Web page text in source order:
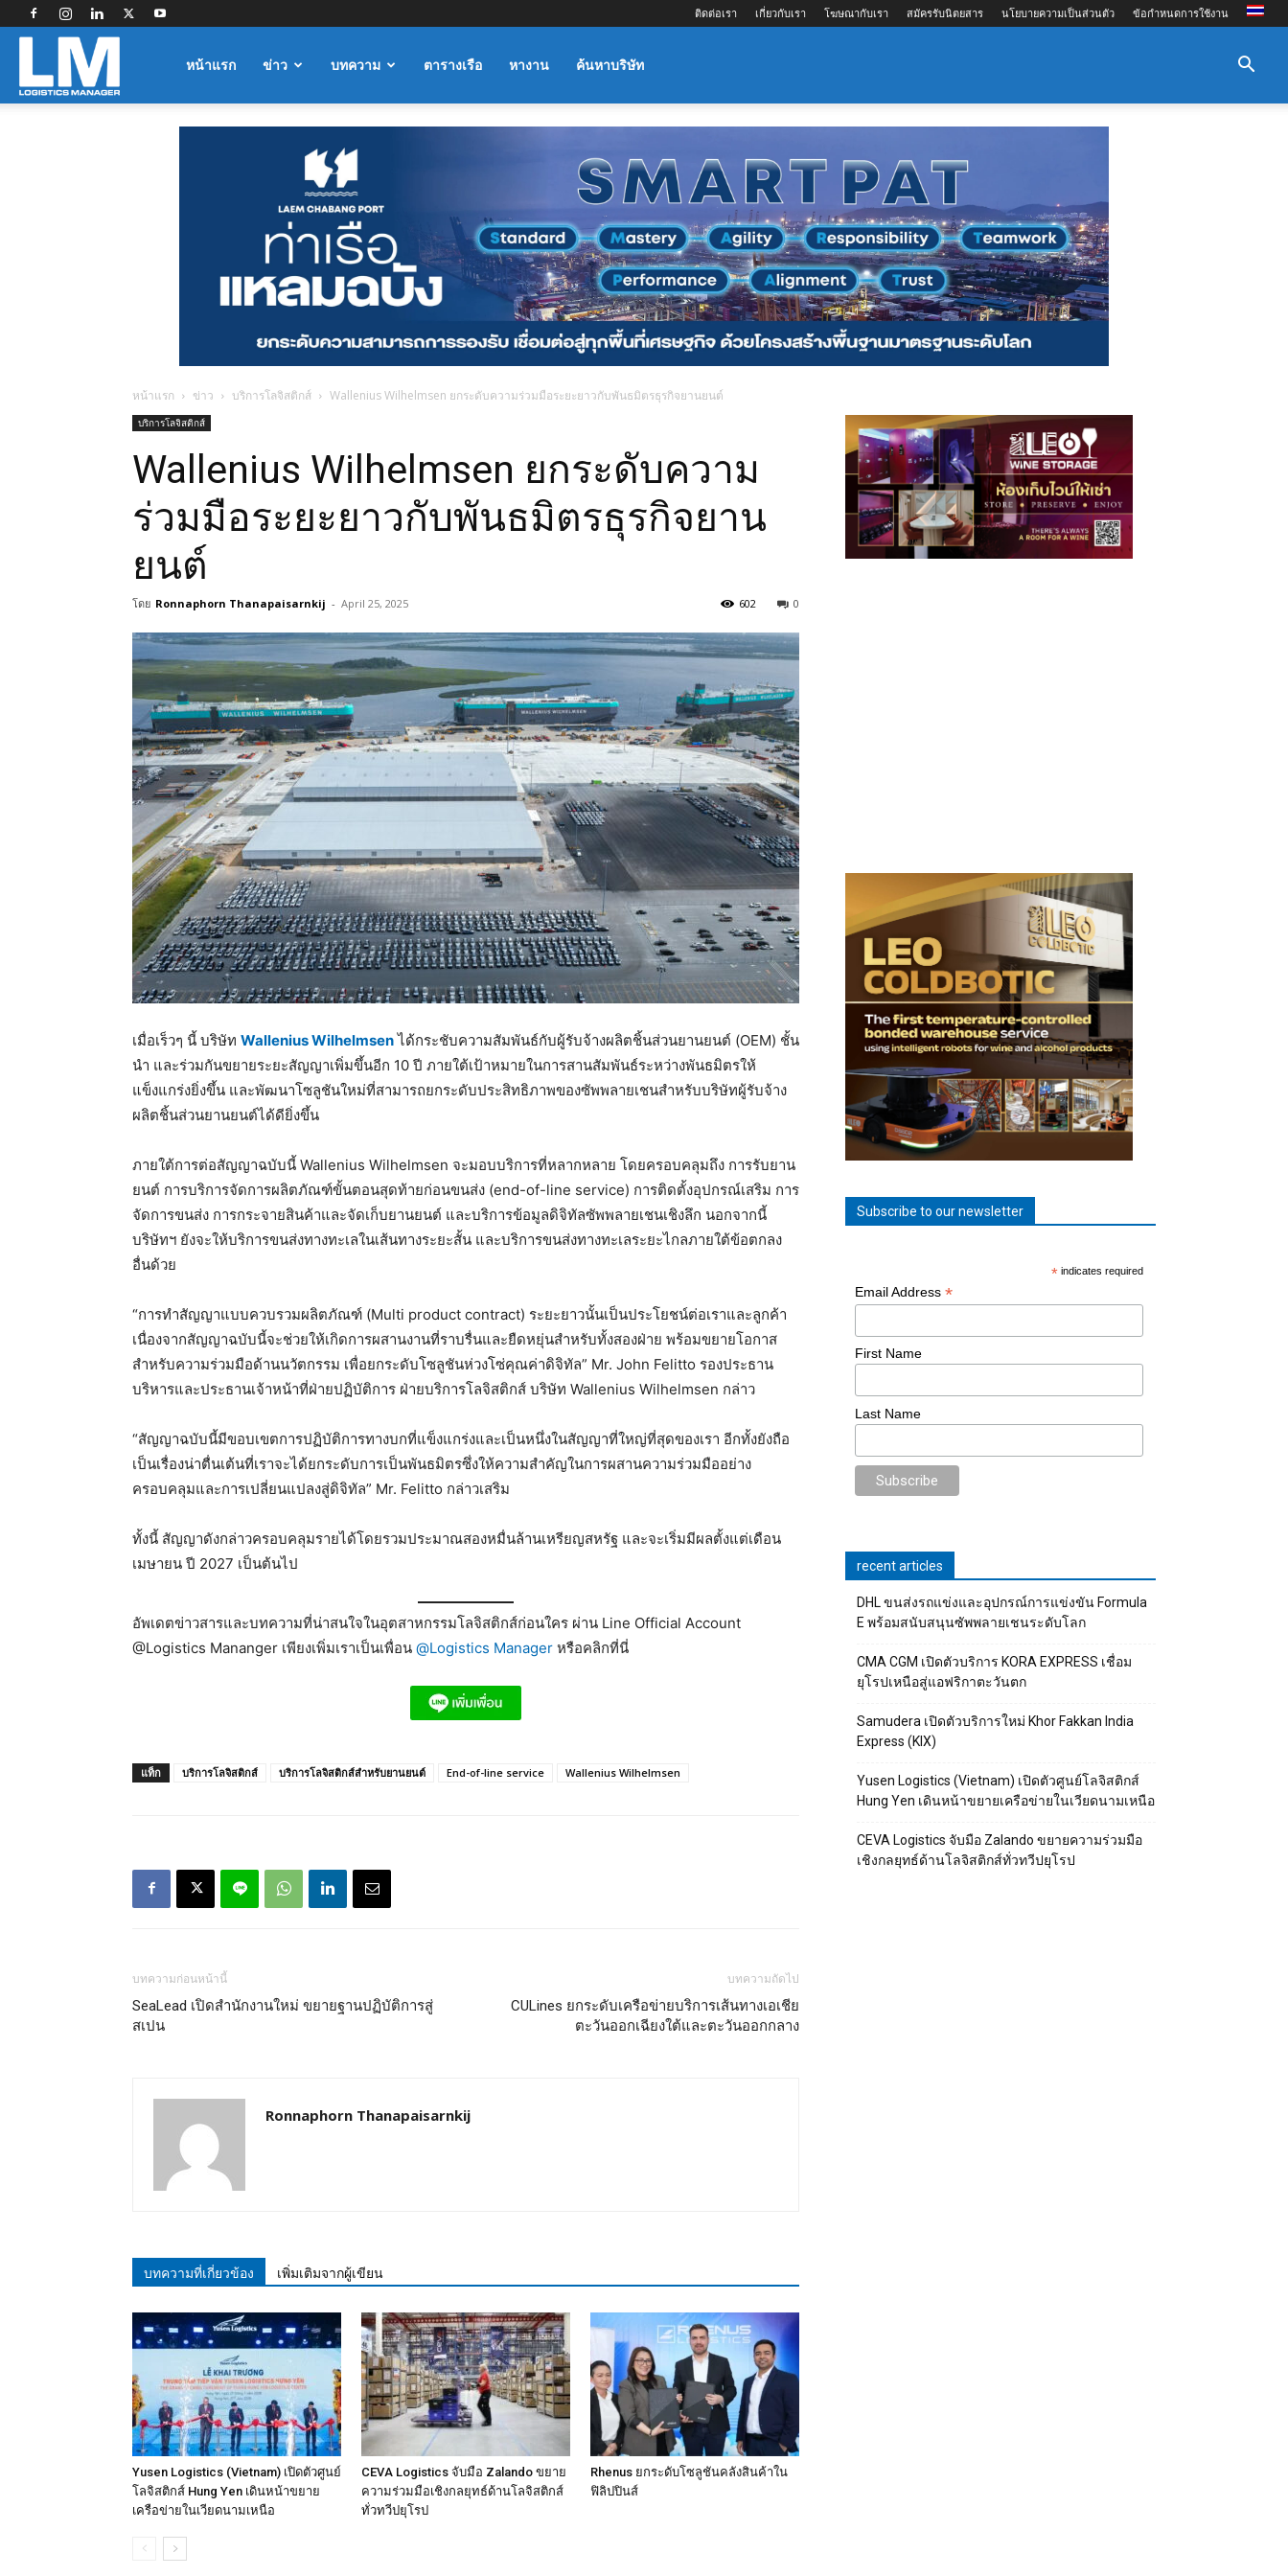
ติดต่อเรา เกี่ยวกับเรา โฆษณากับเรา สมัครรับนิตยสาร นโยบายความเป็นส่วนตัว ข้อกำหนดการใช้งาน
Logisticsหน้าแรก ข่าว บทความ ตารางเรือ หางาน ค้นหาบริษัท
หน้าแรก ข่าว บริการโลจิสติกส์ Wallenius Wilhelmsen ยกระดับความร่วมมือระยะยาวกับพันธมิตรธุรกิจยานยนต์
บริการโลจิสติกส์
Wallenius Wilhelmsen ยกระดับความ
ร่วมมือระยะยาวกับพันธมิตรธุรกิจยาน
ยนต์
โดย Ronnaphorn Thanapaisarnkij - April 25, 2025 0
602
เมื่อเร็วๆ นี้ บริษัท Wallenius Wilhelmsenได้กระชับความสัมพันธ์กับผู้รับจ้างผลิตชิ้นส่วนยานยนต์ (OEM) ชั้น
นำ และร่วมกันขยายระยะสัญญาเพิ่มขึ้นอีก 10 ปี ภายใต้เป้าหมายในการสานสัมพันธ์ระหว่างพันธมิตรให้
แข็งแกร่งยิ่งขึ้น และพัฒนาโซลูชันใหม่ที่สามารถยกระดับประสิทธิภาพของซัพพลายเชนสำหรับบริษัทผู้รับจ้าง
ผลิตชิ้นส่วนยานยนต์ได้ดียิ่งขึ้น
ภายใต้การต่อสัญญาฉบับนี้ Wallenius Wilhelmsen จะมอบบริการที่หลากหลาย โดยครอบคลุมถึง การรับยาน
ยนต์ การบริการจัดการผลิตภัณฑ์ขั้นตอนสุดท้ายก่อนขนส่ง (end-of-line service) การติดตั้งอุปกรณ์เสริม การ
จัดการขนส่ง การกระจายสินค้าและจัดเก็บยานยนต์ และบริการข้อมูลดิจิทัลซัพพลายเชนเชิงลึก นอกจากนี้
บริษัทฯ ยังจะให้บริการขนส่งทางทะเลในเส้นทางระยะสั้น และบริการขนส่งทางทะเลระยะไกลภายใต้ข้อตกลง
อื่นด้วย
“การทำสัญญาแบบควบรวมผลิตภัณฑ์ (Multi product contract) ระยะยาวนั้นเป็นประโยชน์ต่อเราและลูกค้า
เนื่องจากสัญญาฉบับนี้จะช่วยให้เกิดการผสานงานที่ราบรื่นและยืดหยุ่นสำหรับทั้งสองฝ่าย พร้อมขยายโอกาส
สำหรับความร่วมมือด้านนวัตกรรม เพื่อยกระดับโซลูชันห่วงโซ่คุณค่าดิจิทัล” Mr. John Felitto รองประธาน
บริหารและประธานเจ้าหน้าที่ฝ่ายปฏิบัติการ ฝ่ายบริการโลจิสติกส์ บริษัท Wallenius Wilhelmsen กล่าว
“สัญญาฉบับนี้มีขอบเขตการปฏิบัติการทางบกที่แข็งแกร่งและเป็นหนึ่งในสัญญาที่ใหญ่ที่สุดของเรา อีกทั้งยังถือ
เป็นเรื่องน่าตื่นเต้นที่เราจะได้ยกระดับการเป็นพันธมิตรซึ่งให้ความสำคัญในการผสานความร่วมมืออย่าง
ครอบคลุมและการเปลี่ยนแปลงสู่ดิจิทัล” Mr. Felitto กล่าวเสริม
ทั้งนี้ สัญญาดังกล่าวครอบคลุมรายได้โดยรวมประมาณสองหมื่นล้านเหรียญสหรัฐ และจะเริ่มมีผลตั้งแต่เดือน
เมษายน ปี 2027 เป็นต้นไป
อัพเดตข่าวสารและบทความที่น่าสนใจในอุตสาหกรรมโลจิสติกส์ก่อนใคร ผ่าน Line Official Account
@Logistics Mananger เพียงเพิ่มเราเป็นเพื่อน @Logistics Manager หรือคลิกที่นี่
แท็ก บริการโลจิสติกส์ บริการโลจิสติกส์สำหรับยานยนต์ End-of-line service Wallenius Wilhelmsen
บทความก่อนหน้านี้
SeaLead เปิดสำนักงานใหม่ ขยายฐานปฏิบัติการสู่
สเปน
บทความถัดไป
CULines ยกระดับเครือข่ายบริการเส้นทางเอเชีย
ตะวันออกเฉียงใต้และตะวันออกกลาง
Ronnaphorn Thanapaisarnkij
บทความที่เกี่ยวข้อง เพิ่มเติมจากผู้เขียน
Yusen Logistics (Vietnam) เปิดตัวศูนย์
โลจิสติกส์ Hung Yen เดินหน้าขยาย
เครือข่ายในเวียดนามเหนือ
CEVA Logistics จับมือ Zalando ขยาย
ความร่วมมือเชิงกลยุทธ์ด้านโลจิสติกส์
ทั่วทวีปยุโรป
Rhenus ยกระดับโซลูชันคลังสินค้าใน
ฟิลิปปินส์
Subscribe to our newsletter
* indicates required
Email Address *
First Name
Last Name
recent articles
DHL ขนส่งรถแข่งและอุปกรณ์การแข่งขัน Formula
E พร้อมสนับสนุนซัพพลายเชนระดับโลก
CMA CGM เปิดตัวบริการ KORA EXPRESS เชื่อม
ยุโรปเหนือสู่แอฟริกาตะวันตก
Samudera เปิดตัวบริการใหม่ Khor Fakkan India
Express (KIX)
Yusen Logistics (Vietnam) เปิดตัวศูนย์โลจิสติกส์
Hung Yen เดินหน้าขยายเครือข่ายในเวียดนามเหนือ
CEVA Logistics จับมือ Zalando ขยายความร่วมมือ
เชิงกลยุทธ์ด้านโลจิสติกส์ทั่วทวีปยุโรป